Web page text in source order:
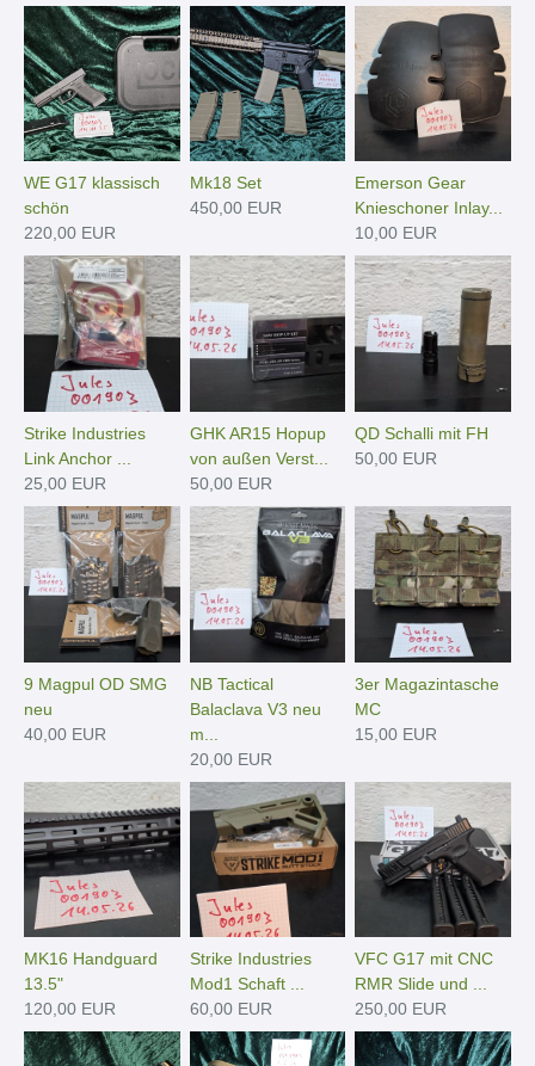
WE G17 klassisch
schön
220,00 EUR
Mk18 Set
450,00 EUR
Emerson Gear
Knieschoner Inlay...
10,00 EUR
Strike Industries
Link Anchor ...
25,00 EUR
GHK AR15 Hopup
von außen Verst...
50,00 EUR
QD Schalli mit FH
50,00 EUR
9 Magpul OD SMG
neu
40,00 EUR
NB Tactical
Balaclava V3 neu
m...
20,00 EUR
3er Magazintasche
MC
15,00 EUR
MK16 Handguard
13.5"
120,00 EUR
Strike Industries
Mod1 Schaft ...
60,00 EUR
VFC G17 mit CNC
RMR Slide und ...
250,00 EUR